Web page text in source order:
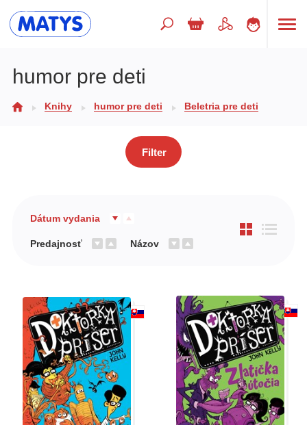
Populárno - náučné pre deti
Predškoláci
Všetky kategórie
humor pre deti
Knihy humor pre deti Beletria pre deti
Filter
Dátum vydania
Predajnosť Názov